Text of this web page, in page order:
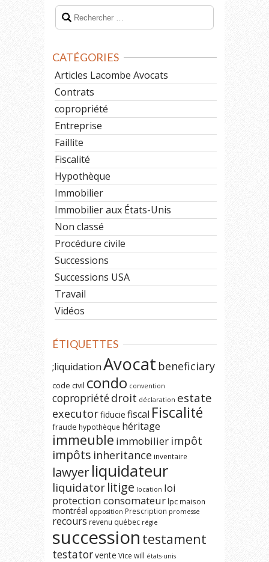
CATÉGORIES
Articles Lacombe Avocats
Contrats
copropriété
Entreprise
Faillite
Fiscalité
Hypothèque
Immobilier
Immobilier aux États-Unis
Non classé
Procédure civile
Successions
Successions USA
Travail
Vidéos
ÉTIQUETTES
;liquidationAvocat beneficiary
code civil condo convention
copropriétédroit déclaration estate
executorfiducie fiscal Fiscalité
fraude hypothèque héritage
immeuble immobilier impôt
impôts inheritance inventaire
lawyerliquidateur
liquidatorlitige location loi
protection consomateurlpc maison
montréal opposition Prescription promesse
recours revenu québec régie
succession testament
testatorvente Vice will états-unis